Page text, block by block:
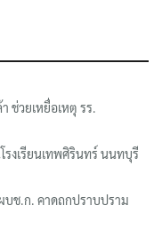
ช่วยเหยื่อเหตุ รร.
รงเรียนเทพศิรินทร์ นนทบุรี
บช.ก. คาดถกปราบปราม